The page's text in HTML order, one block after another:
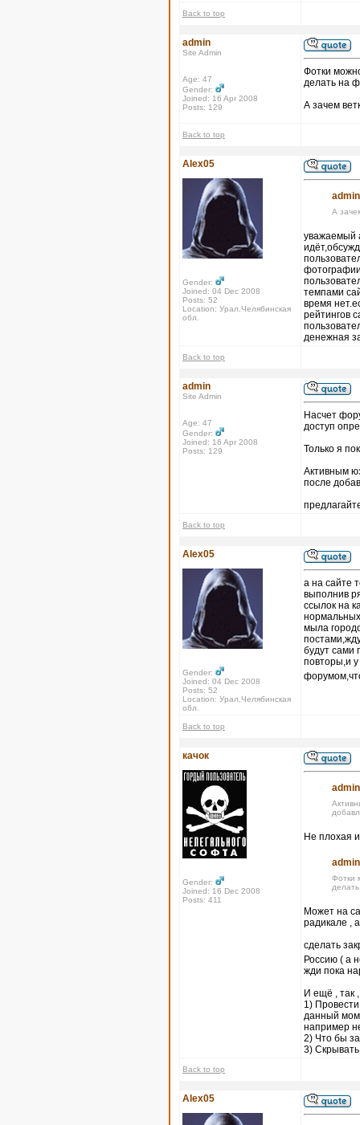
Back to top
admin
Site Admin
Age: 47
Gender:
Joined: 16 Apr 2008
Posts: 129
Фотки
делать на
А зачем
Back to top
Alex05
Gender:
Joined: 04 Dec 2008
Posts: 52
Location: Урал,Челябинская
обл.
А
уважаемый
темпами
время
рейтингов
денежная
Back to top
admin
Site Admin
Age: 47
Gender:
Joined: 16 Apr 2008
Posts: 129
Насчет
доступ
Только я
Активным
после
Back to top
Alex05
Gender:
Joined: 04 Dec 2008
Posts: 52
Location: Урал,Челябинская
обл.
а на сайте
выполнив
ссылок на
мыла
будут сами
повторы,и
Back to top
качок
Gender:
Joined: 16 Dec 2008
Posts: 411
Не плохая
Фотки
Может на
радикале ,
сделать
Россию ( а
жди пока
И ещё , так
1)
данный
например
2) Что бы
3)
Back to top
Alex05